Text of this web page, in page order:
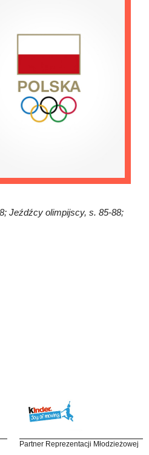
Jeźdźcy olimpijscy, s. 85-88;
Partner Reprezentacji Młodzieżowej